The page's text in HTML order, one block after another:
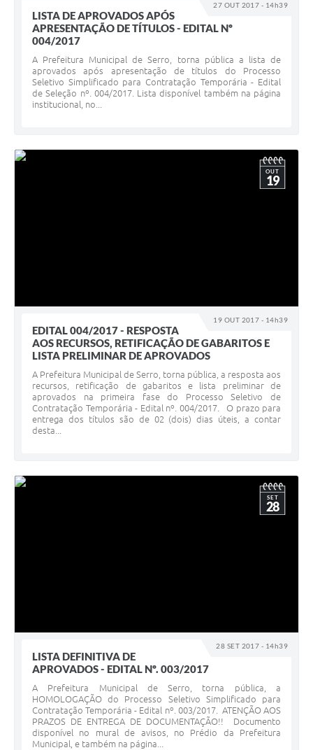
27 OUT 2017 - 14h39
LISTA DE APROVADOS APÓS
APRESENTAÇÃO DE TÍTULOS - EDITAL Nº
004/2017
A Prefeitura Municipal de Serro, torna pública a lista de
aprovados após apresentação de títulos do Processo
Seletivo Simplificado para Contratação Temporária - Edital
de Seleção nº. 004/2017. Lista disponível também na página
institucional, no...
19 OUT 2017 - 14h39
OUT
19
EDITAL 004/2017 - RESPOSTA
AOS RECURSOS, RETIFICAÇÃO DE GABARITOS E
LISTA PRELIMINAR DE APROVADOS
A Prefeitura Municipal de Serro, torna pública, a resposta aos
recursos, retificação de gabaritos e lista preliminar de
aprovados na primeira fase do Processo Seletivo de
Contratação Temporária - Edital nº. 004/2017. O prazo para
entrega dos títulos são de 02 (dois) dias úteis, a contar
desta...
28 SET 2017 - 14h39
SET
28
LISTA DEFINITIVA DE
APROVADOS - EDITAL Nº. 003/2017
A Prefeitura Municipal de Serro, torna pública, a
HOMOLOGAÇÃO do Processo Seletivo Simplificado para
Contratação Temporária - Edital nº. 003/2017. ATENÇÃO AOS
PRAZOS DE ENTREGA DE DOCUMENTAÇÃO!! Documento
disponível no mural de avisos, no Prédio da Prefeitura
Municipal, e também na página...